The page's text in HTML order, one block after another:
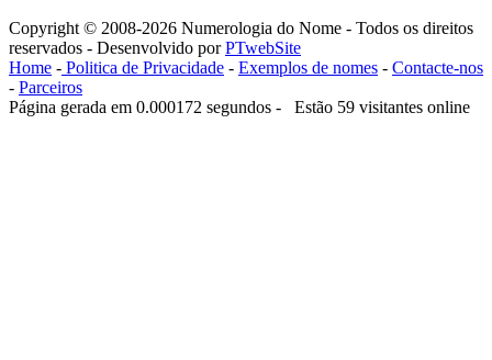
Copyright © 2008-2026 Numerologia do Nome - Todos os direitos
reservados - Desenvolvido porPTwebSite
Home - Politica de Privacidade - Exemplos de nomes - Contacte-nos
- Parceiros
Página gerada em 0.000172 segundos - Estão 59 visitantes online